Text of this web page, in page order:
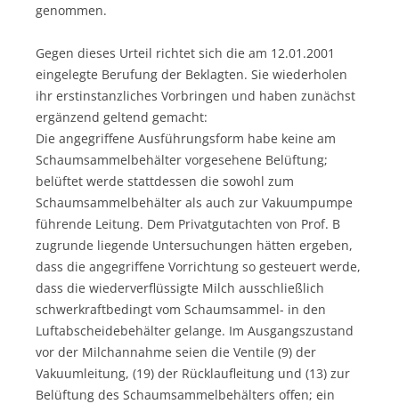
genommen.
Gegen dieses Urteil richtet sich die am 12.01.2001
eingelegte Berufung der Beklagten. Sie wiederholen
ihr erstinstanzliches Vorbringen und haben zunächst
ergänzend geltend gemacht:
Die angegriffene Ausführungsform habe keine am
Schaumsammelbehälter vorgesehene Belüftung;
belüftet werde stattdessen die sowohl zum
Schaumsammelbehälter als auch zur Vakuumpumpe
führende Leitung. Dem Privatgutachten von Prof. B
zugrunde liegende Untersuchungen hätten ergeben,
dass die angegriffene Vorrichtung so gesteuert werde,
dass die wiederverflüssigte Milch ausschließlich
schwerkraftbedingt vom Schaumsammel- in den
Luftabscheidebehälter gelange. Im Ausgangszustand
vor der Milchannahme seien die Ventile (9) der
Vakuumleitung, (19) der Rücklaufleitung und (13) zur
Belüftung des Schaumsammelbehälters offen; ein